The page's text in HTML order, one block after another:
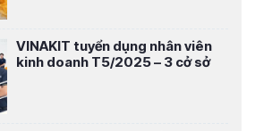
VINAKIT tuyển dụng nhân viên
kinh doanh T5/2025 – 3 cở sở